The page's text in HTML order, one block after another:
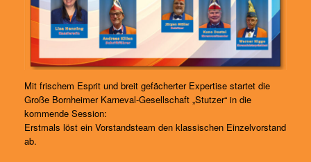
Mit frischem Esprit und breit gefächerter Expertise startet die
Große Bornheimer Karneval-Gesellschaft „Stutzer“ in die
kommende Session:
Erstmals löst ein Vorstandsteam den klassischen Einzelvorstand
ab.